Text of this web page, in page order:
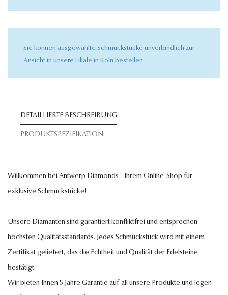
Sie können ausgewählte Schmuckstücke unverbindlich zur
Ansicht in unsere Filiale in Köln bestellen.
DETAILLIERTE BESCHREIBUNG
PRODUKTSPEZIFIKATION
Willkommen bei Antwerp Diamonds - Ihrem Online-Shop für
exklusive Schmuckstücke!
Unsere Diamanten sind garantiert konfliktfrei und entsprechen
höchsten Qualitätsstandards. Jedes Schmuckstück wird mit einem
Zertifikat geliefert, das die Echtheit und Qualität der Edelsteine
bestätigt.
Wir bieten Ihnen 5 Jahre Garantie auf all unsere Produkte und legen